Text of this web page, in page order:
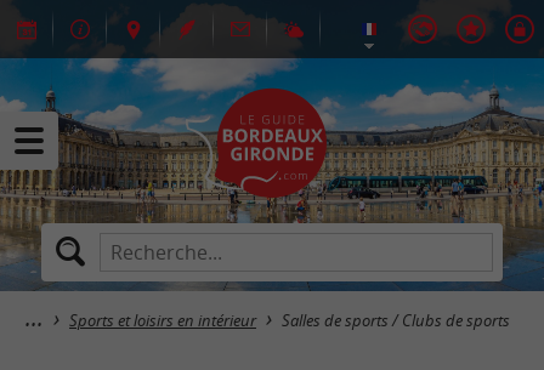
Sports et loisirs en intérieur Salles de sports / Clubs de sports